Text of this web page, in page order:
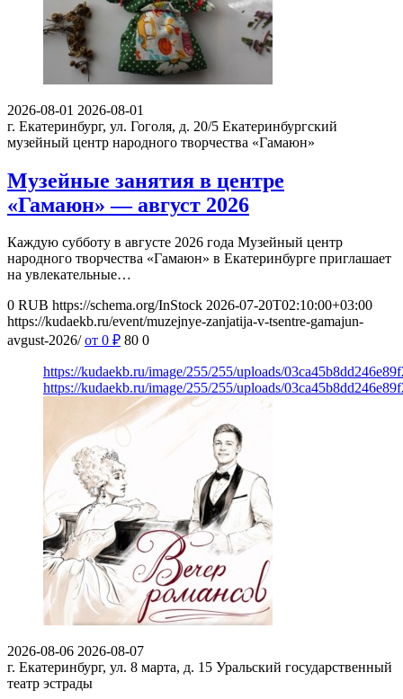
2026-08-01 2026-08-01
г. Екатеринбург, ул. Гоголя, д. 20/5 Екатеринбургский
музейный центр народного творчества «Гамаюн»
Музейные занятия в центре
«Гамаюн» — август 2026
Каждую субботу в августе 2026 года Музейный центр
народного творчества «Гамаюн» в Екатеринбурге приглашает
на увлекательные…
0 RUB https://schema.org/InStock 2026-07-20T02:10:00+03:00
https://kudaekb.ru/event/muzejnye-zanjatija-v-tsentre-gamajun-
avgust-2026/ от 0 ₽ 80 0
https://kudaekb.ru/image/255/255/uploads/
https://kudaekb.ru/image/255/255/uploads/
2026-08-06 2026-08-07
г. Екатеринбург, ул. 8 марта, д. 15 Уральский государственный
театр эстрады